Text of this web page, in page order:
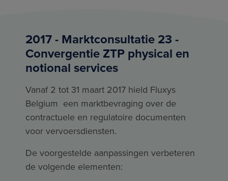
2017 - Marktconsultatie 23 -
Convergentie ZTP physical en
notional services
Vanaf 2 tot 31 maart 2017 hield Fluxys
Belgium een marktbevraging over de
contractuele en regulatoire documenten
voor vervoersdiensten.
De voorgestelde aanpassingen verbeteren
de volgende elementen: